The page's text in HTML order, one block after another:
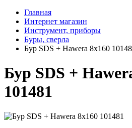
Главная
Интернет магазин
Инструмент, приборы
Буры, сверла
Бур SDS + Hawera 8x160
Бур SDS +
101481